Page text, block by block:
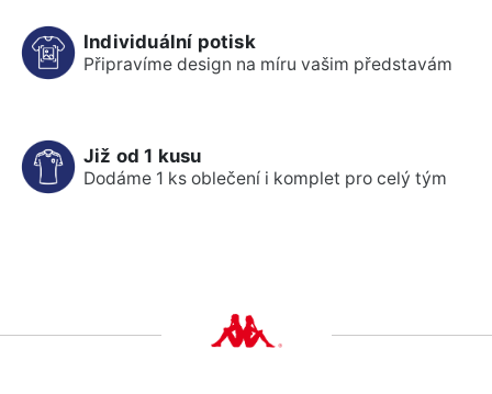
Individuální potisk
Připravíme design na míru vašim představám
Již od 1 kusu
Dodáme 1 ks oblečení i komplet pro celý tým